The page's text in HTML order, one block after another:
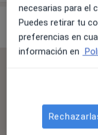
Especialistas &
La cobertura
ubicación y el
proceso de
necesarias para el
Puedes retirar tu
preferencias en
información en